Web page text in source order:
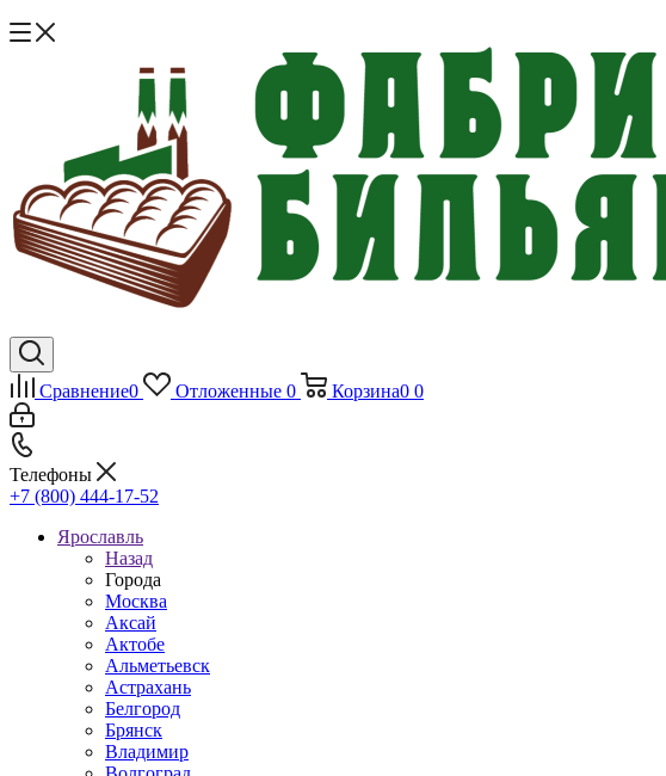
Сравнение0 Отложенные 0 Корзина0 0
Телефоны
+7 (800) 444-17-52
Ярославль
Назад
Города
Москва
Аксай
Актобе
Альметьевск
Астрахань
Белгород
Брянск
Владимир